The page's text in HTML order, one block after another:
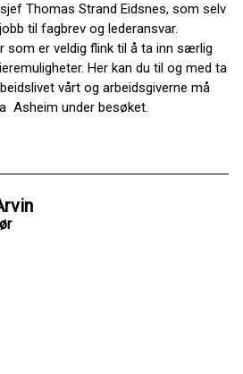
Thomas Strand Eidsnes, som selv
til fagbrev og lederansvar.
som er veldig flink til å ta inn særlig
Her kan du til og med ta
vårt og arbeidsgiverne må
Asheim under besøket.